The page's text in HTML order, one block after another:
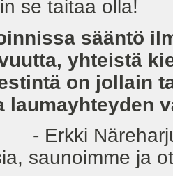
se taitaa olla!
sääntö
yhteistä
on jollain
laumayhteyden
Erkki Näreharju
saunoimme ja